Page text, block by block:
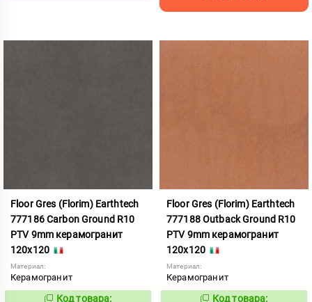
Floor Gres (Florim) Earthtech
777186 Carbon Ground R10
PTV 9mm керамогранит
120x120
Материал:
Керамогранит
Код товара:
Floor Gres (Florim) Earthtech
777188 Outback Ground R10
PTV 9mm керамогранит
120x120
Материал:
Керамогранит
Код товара: